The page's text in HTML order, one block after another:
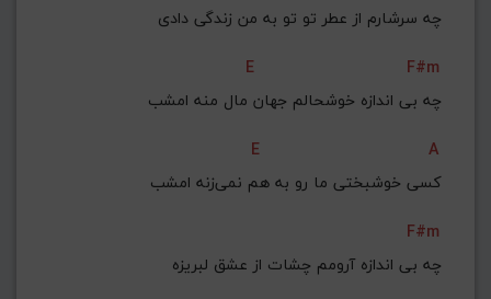
چه سرشارم از عطر تو تو به من زندگی‌ دادی
E
F#m
چه بی‌ اندازه خوشحالم جهان مال منه امشب
E
A
کسی‌ خوشبختی‌ ما رو به هم نمی‌زنه امشب
F#m
چه بی‌ اندازه آرومم چشات از عشق لبریزه